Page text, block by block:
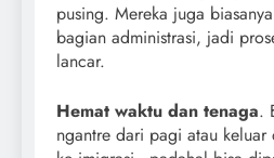
pusing. Mereka juga
bagian administrasi, jadi
lancar.
Hemat waktu dan tenaga.
ngantre dari pagi atau